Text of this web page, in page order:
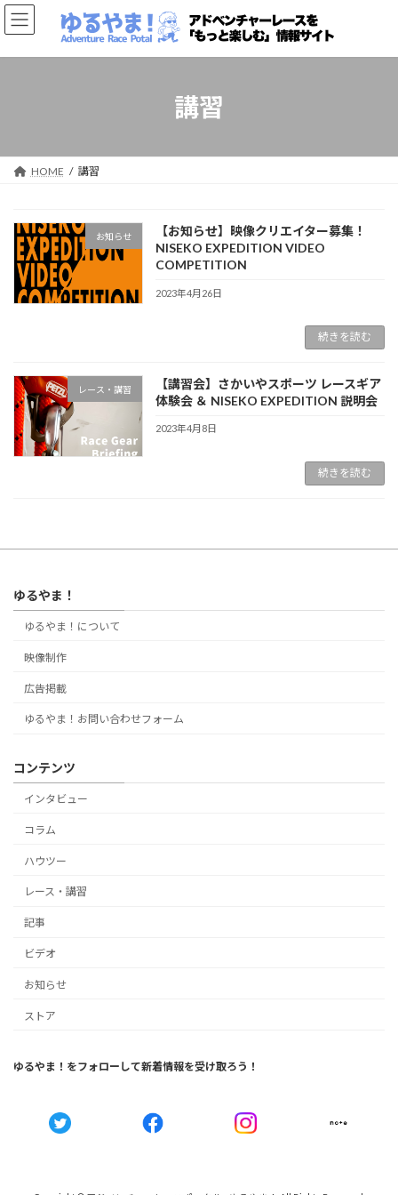
コ
ン
ン
ナ
ビ
ー
講習
HOME 講習
お知らせ
【お知らせ】映像クリエイター募集！
NISEKO EXPEDITION VIDEO
COMPETITION
2023年4月26日
続きを読む
レース・講習
【講習会】さかいやスポーツ レースギア
体験会 ＆ NISEKO EXPEDITION 説明会
2023年4月8日
続きを読む
ゆるやま！
ゆるやま！について
映像制作
広告掲載
ゆるやま！お問い合わせフォーム
コンテンツ
インタビュー
コラム
ハウツー
レース・講習
記事
ビデオ
お知らせ
ストア
ゆるやま！をフォローして新着情報を受け取ろう！